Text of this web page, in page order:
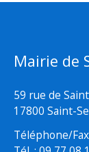
Mairie de
59 rue de
17800 Saint-
Téléphone/